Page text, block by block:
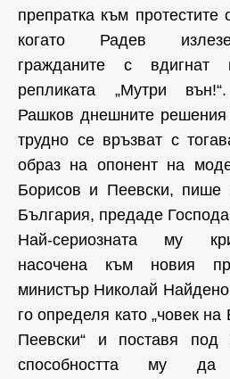
препратка към протестите
когато Радев
гражданите с
репликата „Мутри
Рашков днешните
трудно се връзват с
образ на опонент на
Борисов и Пеевски, пише
България, предаде
Най-сериозната му
насочена към новия
министър Николай
го определя като „човек на
Пеевски“ и поставя под
способността му да